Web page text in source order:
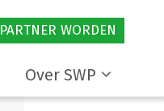
PARTNER WORDEN
Over SWP